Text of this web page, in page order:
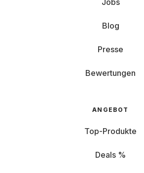
Jobs
Blog
Presse
Bewertungen
ANGEBOT
Top-Produkte
Deals %